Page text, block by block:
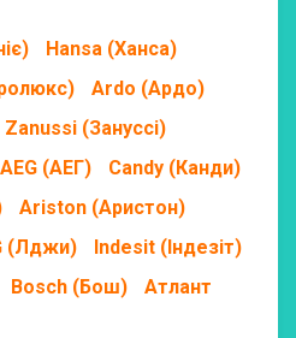
Hansa (Ханса)
Ardo (Ардо)
Zanussi (Зануссі)
AEG (АЕГ)
Candy (Канди)
Ariston (Аристон)
(Лджи)
Indesit (Індезіт)
Bosch (Бош) Атлант